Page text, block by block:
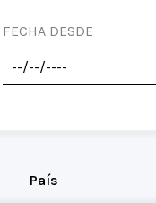
FECHA DESDE
País